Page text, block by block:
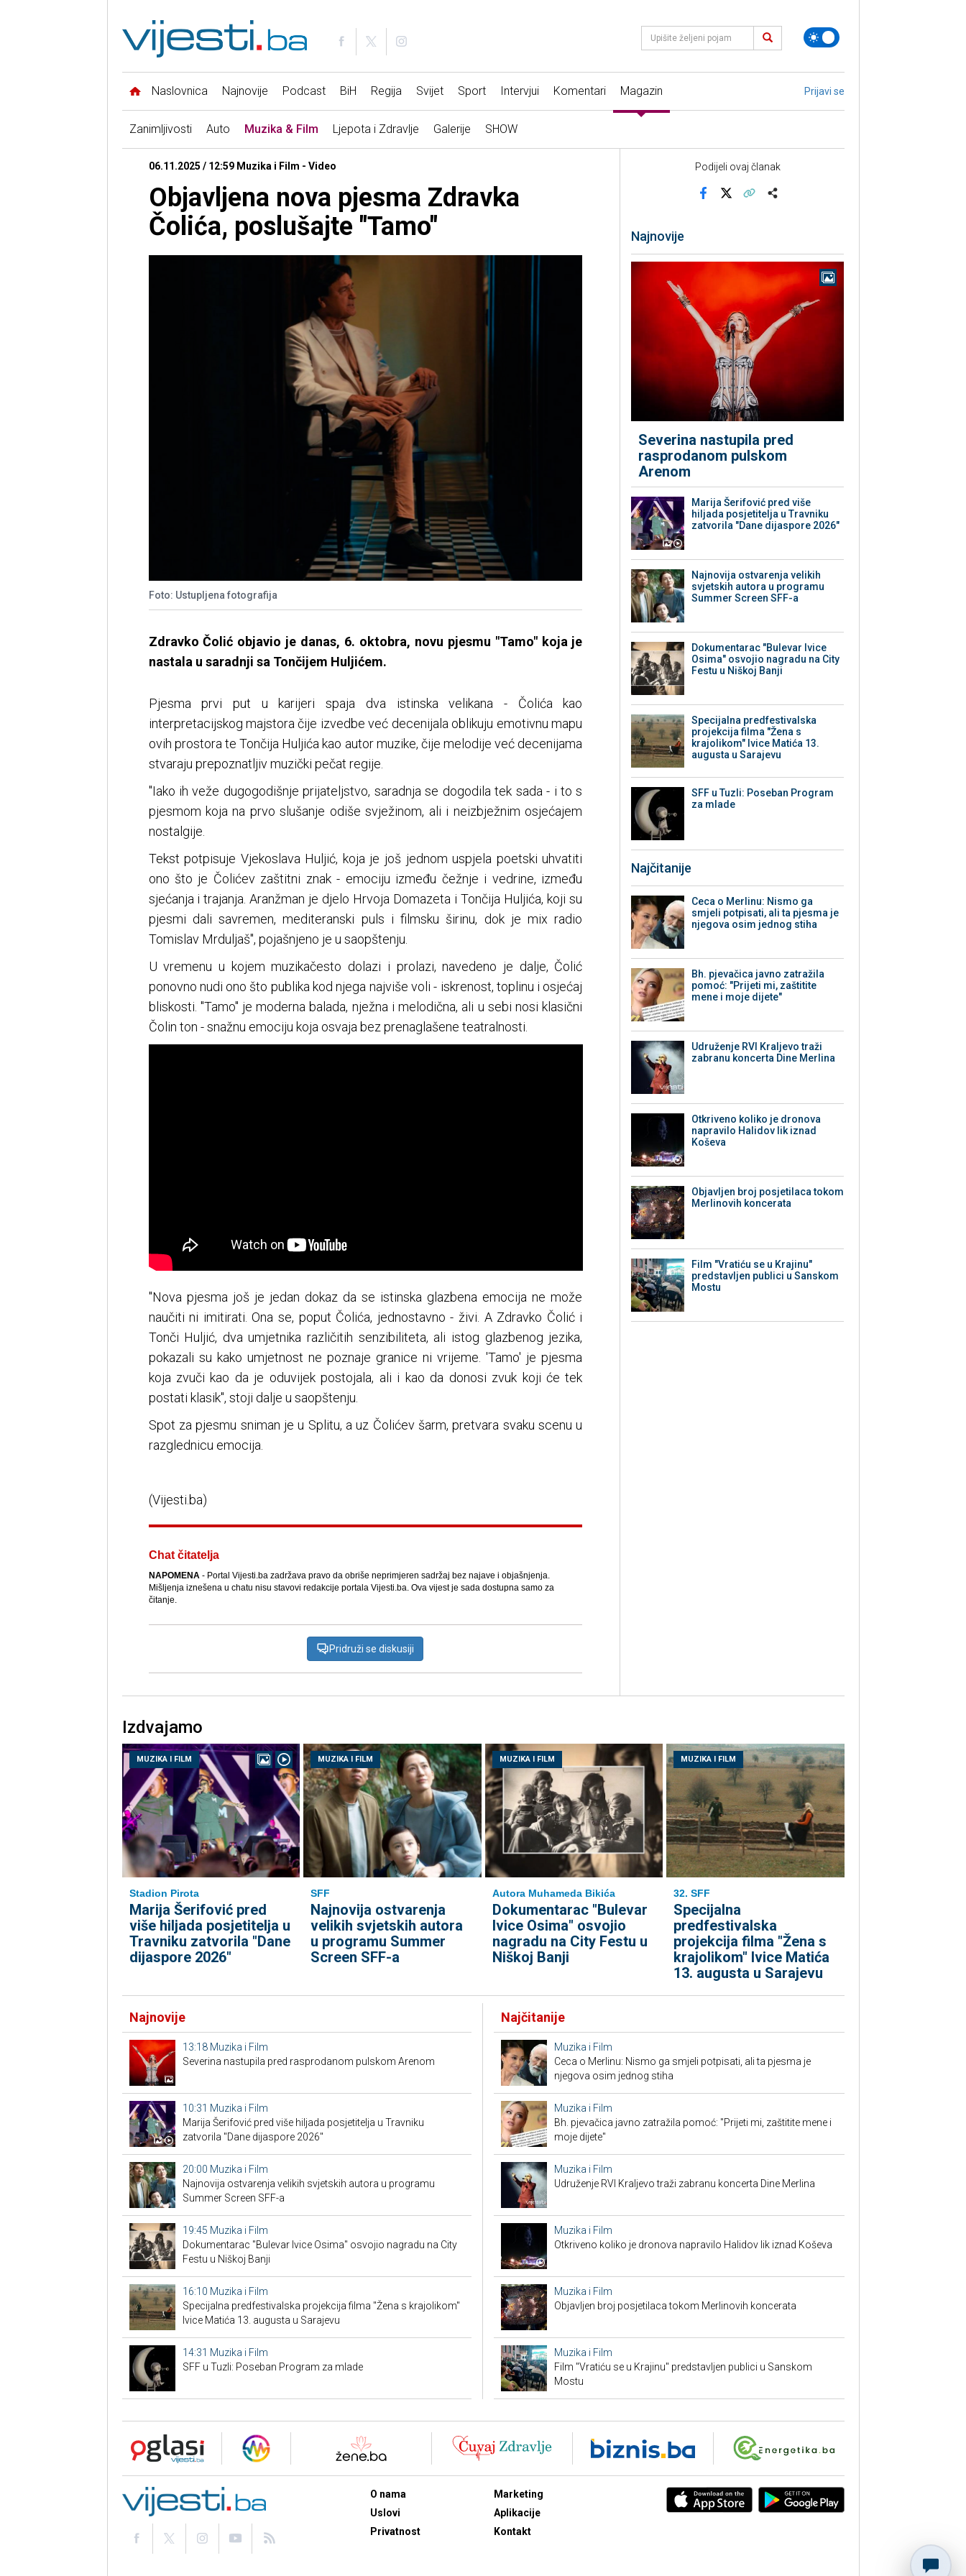
Naslovnica Najnovije Podcast BiH Regija Svijet Sport Intervjui Komentari Magazin Prijavi se
Zanimljivosti Auto Muzika & Film Ljepota i Zdravlje Galerije SHOW
06.11.2025 / 12:59 Muzika i Film - Video
Objavljena nova pjesma Zdravka
Čolića, poslušajte "Tamo"
Foto: Ustupljena fotografija
Zdravko Čolić objavio je danas, 6. oktobra, novu pjesmu "Tamo" koja je
nastala u saradnji sa Tončijem Huljićem.
Pjesma prvi put u karijeri spaja dva istinska velikana - Čolića kao
interpretacijskog majstora čije izvedbe već decenijala oblikuju emotivnu mapu
ovih prostora te Tončija Huljića kao autor muzike, čije melodije već decenijama
stvaraju prepoznatljiv muzički pečat regije.
"Iako ih veže dugogodišnje prijateljstvo, saradnja se dogodila tek sada - i to s
pjesmom koja na prvo slušanje odiše svježinom, ali i neizbježnim osjećajem
nostalgije.
Tekst potpisuje Vjekoslava Huljić, koja je još jednom uspjela poetski uhvatiti
ono što je Čolićev zaštitni znak - emociju između čežnje i vedrine, između
sjećanja i trajanja. Aranžman je djelo Hrvoja Domazeta i Tončija Huljića, koji su
pjesmi dali savremen, mediteranski puls i filmsku širinu, dok je mix radio
Tomislav Mrduljaš", pojašnjeno je u saopštenju.
U vremenu u kojem muzikačesto dolazi i prolazi, navedeno je dalje, Čolić
ponovno nudi ono što publika kod njega najviše voli - iskrenost, toplinu i osjećaj
bliskosti. "Tamo" je moderna balada, nježna i melodična, ali u sebi nosi klasični
Čolin ton - snažnu emociju koja osvaja bez prenaglašene teatralnosti.
"Nova pjesma još je jedan dokaz da se istinska glazbena emocija ne može
naučiti ni imitirati. Ona se, poput Čolića, jednostavno - živi. A Zdravko Čolić i
Tonči Huljić, dva umjetnika različitih senzibiliteta, ali istog glazbenog jezika,
pokazali su kako umjetnost ne poznaje granice ni vrijeme. 'Tamo' je pjesma
koja zvuči kao da je oduvijek postojala, ali i kao da donosi zvuk koji će tek
postati klasik", stoji dalje u saopštenju.
Spot za pjesmu sniman je u Splitu, a uz Čolićev šarm, pretvara svaku scenu u
razglednicu emocija.
(Vijesti.ba)
Chat čitatelja
NAPOMENA- Portal Vijesti.ba zadržava pravo da obriše neprimjeren sadržaj bez najave i objašnjenja.
Mišljenja iznešena u chatu nisu stavovi redakcije portala Vijesti.ba. Ova vijest je sada dostupna samo za
čitanje.
Pridruži se diskusiji
Podijeli ovaj članak
Najnovije
Severina nastupila pred
rasprodanom pulskom
Arenom
Marija Šerifović pred više
hiljada posjetitelja u Travniku
zatvorila "Dane dijaspore 2026"
Najnovija ostvarenja velikih
svjetskih autora u programu
Summer Screen SFF-a
Dokumentarac "Bulevar Ivice
Osima" osvojio nagradu na City
Festu u Niškoj Banji
Specijalna predfestivalska
projekcija filma "Žena s
krajolikom" Ivice Matića 13.
augusta u Sarajevu
SFF u Tuzli: Poseban Program
za mlade
Najčitanije
Ceca o Merlinu: Nismo ga
smjeli potpisati, ali ta pjesma je
njegova osim jednog stiha
Bh. pjevačica javno zatražila
pomoć: "Prijeti mi, zaštitite
mene i moje dijete"
Udruženje RVI Kraljevo traži
zabranu koncerta Dine Merlina
Otkriveno koliko je dronova
napravilo Halidov lik iznad
Koševa
Objavljen broj posjetilaca tokom
Merlinovih koncerata
Film "Vratiću se u Krajinu"
predstavljen publici u Sanskom
Mostu
Izdvajamo
MUZIKA I FILM
Stadion Pirota
Marija Šerifović pred
više hiljada posjetitelja u
Travniku zatvorila "Dane
dijaspore 2026"
MUZIKA I FILM
SFF
Najnovija ostvarenja
velikih svjetskih autora
u programu Summer
Screen SFF-a
MUZIKA I FILM
Autora Muhameda Bikića
Dokumentarac "Bulevar
Ivice Osima" osvojio
nagradu na City Festu u
Niškoj Banji
MUZIKA I FILM
32. SFF
Specijalna
predfestivalska
projekcija filma "Žena s
krajolikom" Ivice Matića
13. augusta u Sarajevu
Najnovije
13:18 Muzika i Film
Severina nastupila pred rasprodanom pulskom Arenom
10:31 Muzika i Film
Marija Šerifović pred više hiljada posjetitelja u Travniku
zatvorila "Dane dijaspore 2026"
20:00 Muzika i Film
Najnovija ostvarenja velikih svjetskih autora u programu
Summer Screen SFF-a
19:45 Muzika i Film
Dokumentarac "Bulevar Ivice Osima" osvojio nagradu na City
Festu u Niškoj Banji
16:10 Muzika i Film
Specijalna predfestivalska projekcija filma "Žena s krajolikom"
Ivice Matića 13. augusta u Sarajevu
14:31 Muzika i Film
SFF u Tuzli: Poseban Program za mlade
Najčitanije
Muzika i Film
Ceca o Merlinu: Nismo ga smjeli potpisati, ali ta pjesma je
njegova osim jednog stiha
Muzika i Film
Bh. pjevačica javno zatražila pomoć: "Prijeti mi, zaštitite mene i
moje dijete"
Muzika i Film
Udruženje RVI Kraljevo traži zabranu koncerta Dine Merlina
Muzika i Film
Otkriveno koliko je dronova napravilo Halidov lik iznad Koševa
Muzika i Film
Objavljen broj posjetilaca tokom Merlinovih koncerata
Muzika i Film
Film "Vratiću se u Krajinu" predstavljen publici u Sanskom
Mostu
O nama
Uslovi
Privatnost
Marketing
Aplikacije
Kontakt